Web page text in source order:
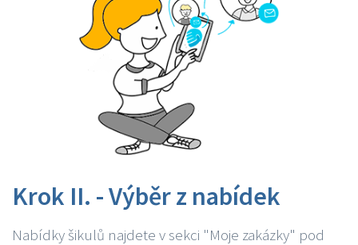
Krok II. - Výběr z nabídek
Nabídky šikulů najdete v sekci "Moje zakázky" pod